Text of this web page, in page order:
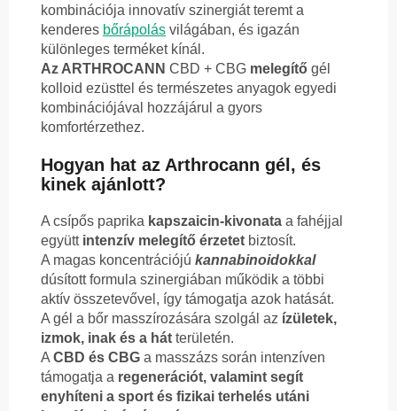
kombinációja innovatív szinergiát teremt a
kenderes bőrápolás világában, és igazán
különleges terméket kínál.
Az ARTHROCANN CBD + CBG melegítő gél
kolloid ezüsttel és természetes anyagok egyedi
kombinációjával hozzájárul a gyors
komfortérzethez.
Hogyan hat az Arthrocann gél, és
kinek ajánlott?
A csípős paprika kapszaicin-kivonata a fahéjjal
együtt intenzív melegítő érzetet biztosít.
A magas koncentrációjú kannabinoidokkal
dúsított formula szinergiában működik a többi
aktív összetevővel, így támogatja azok hatását.
A gél a bőr masszírozására szolgál az ízületek,
izmok, inak és a hát területén.
A CBD és CBG a masszázs során intenzíven
támogatja a regenerációt, valamint segít
enyhíteni a sport és fizikai terhelés utáni